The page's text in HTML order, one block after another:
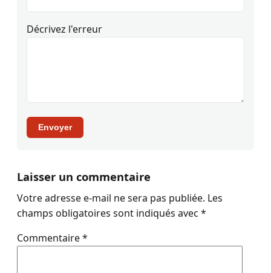
Décrivez l'erreur
Envoyer
Laisser un commentaire
Votre adresse e-mail ne sera pas publiée. Les
champs obligatoires sont indiqués avec *
Commentaire*